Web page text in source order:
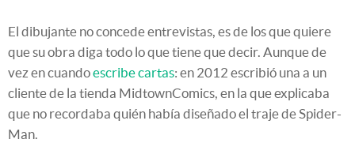
El dibujante no concede entrevistas, es de los que quiere
que su obra diga todo lo que tiene que decir. Aunque de
vez en cuandoescribe cartas: en 2012 escribió una a un
cliente de la tienda MidtownComics, en la que explicaba
que no recordaba quién había diseñado el traje de Spider-
Man.